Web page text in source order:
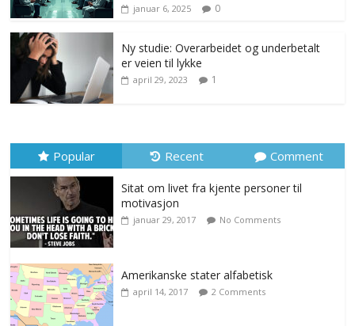
januar 6, 2025 0
Ny studie: Overarbeidet og underbetalt
er veien til lykke
april 29, 2023 1
Popular Recent Comment
Sitat om livet fra kjente personer til
motivasjon
januar 29, 2017 No Comments
Amerikanske stater alfabetisk
april 14, 2017 2 Comments